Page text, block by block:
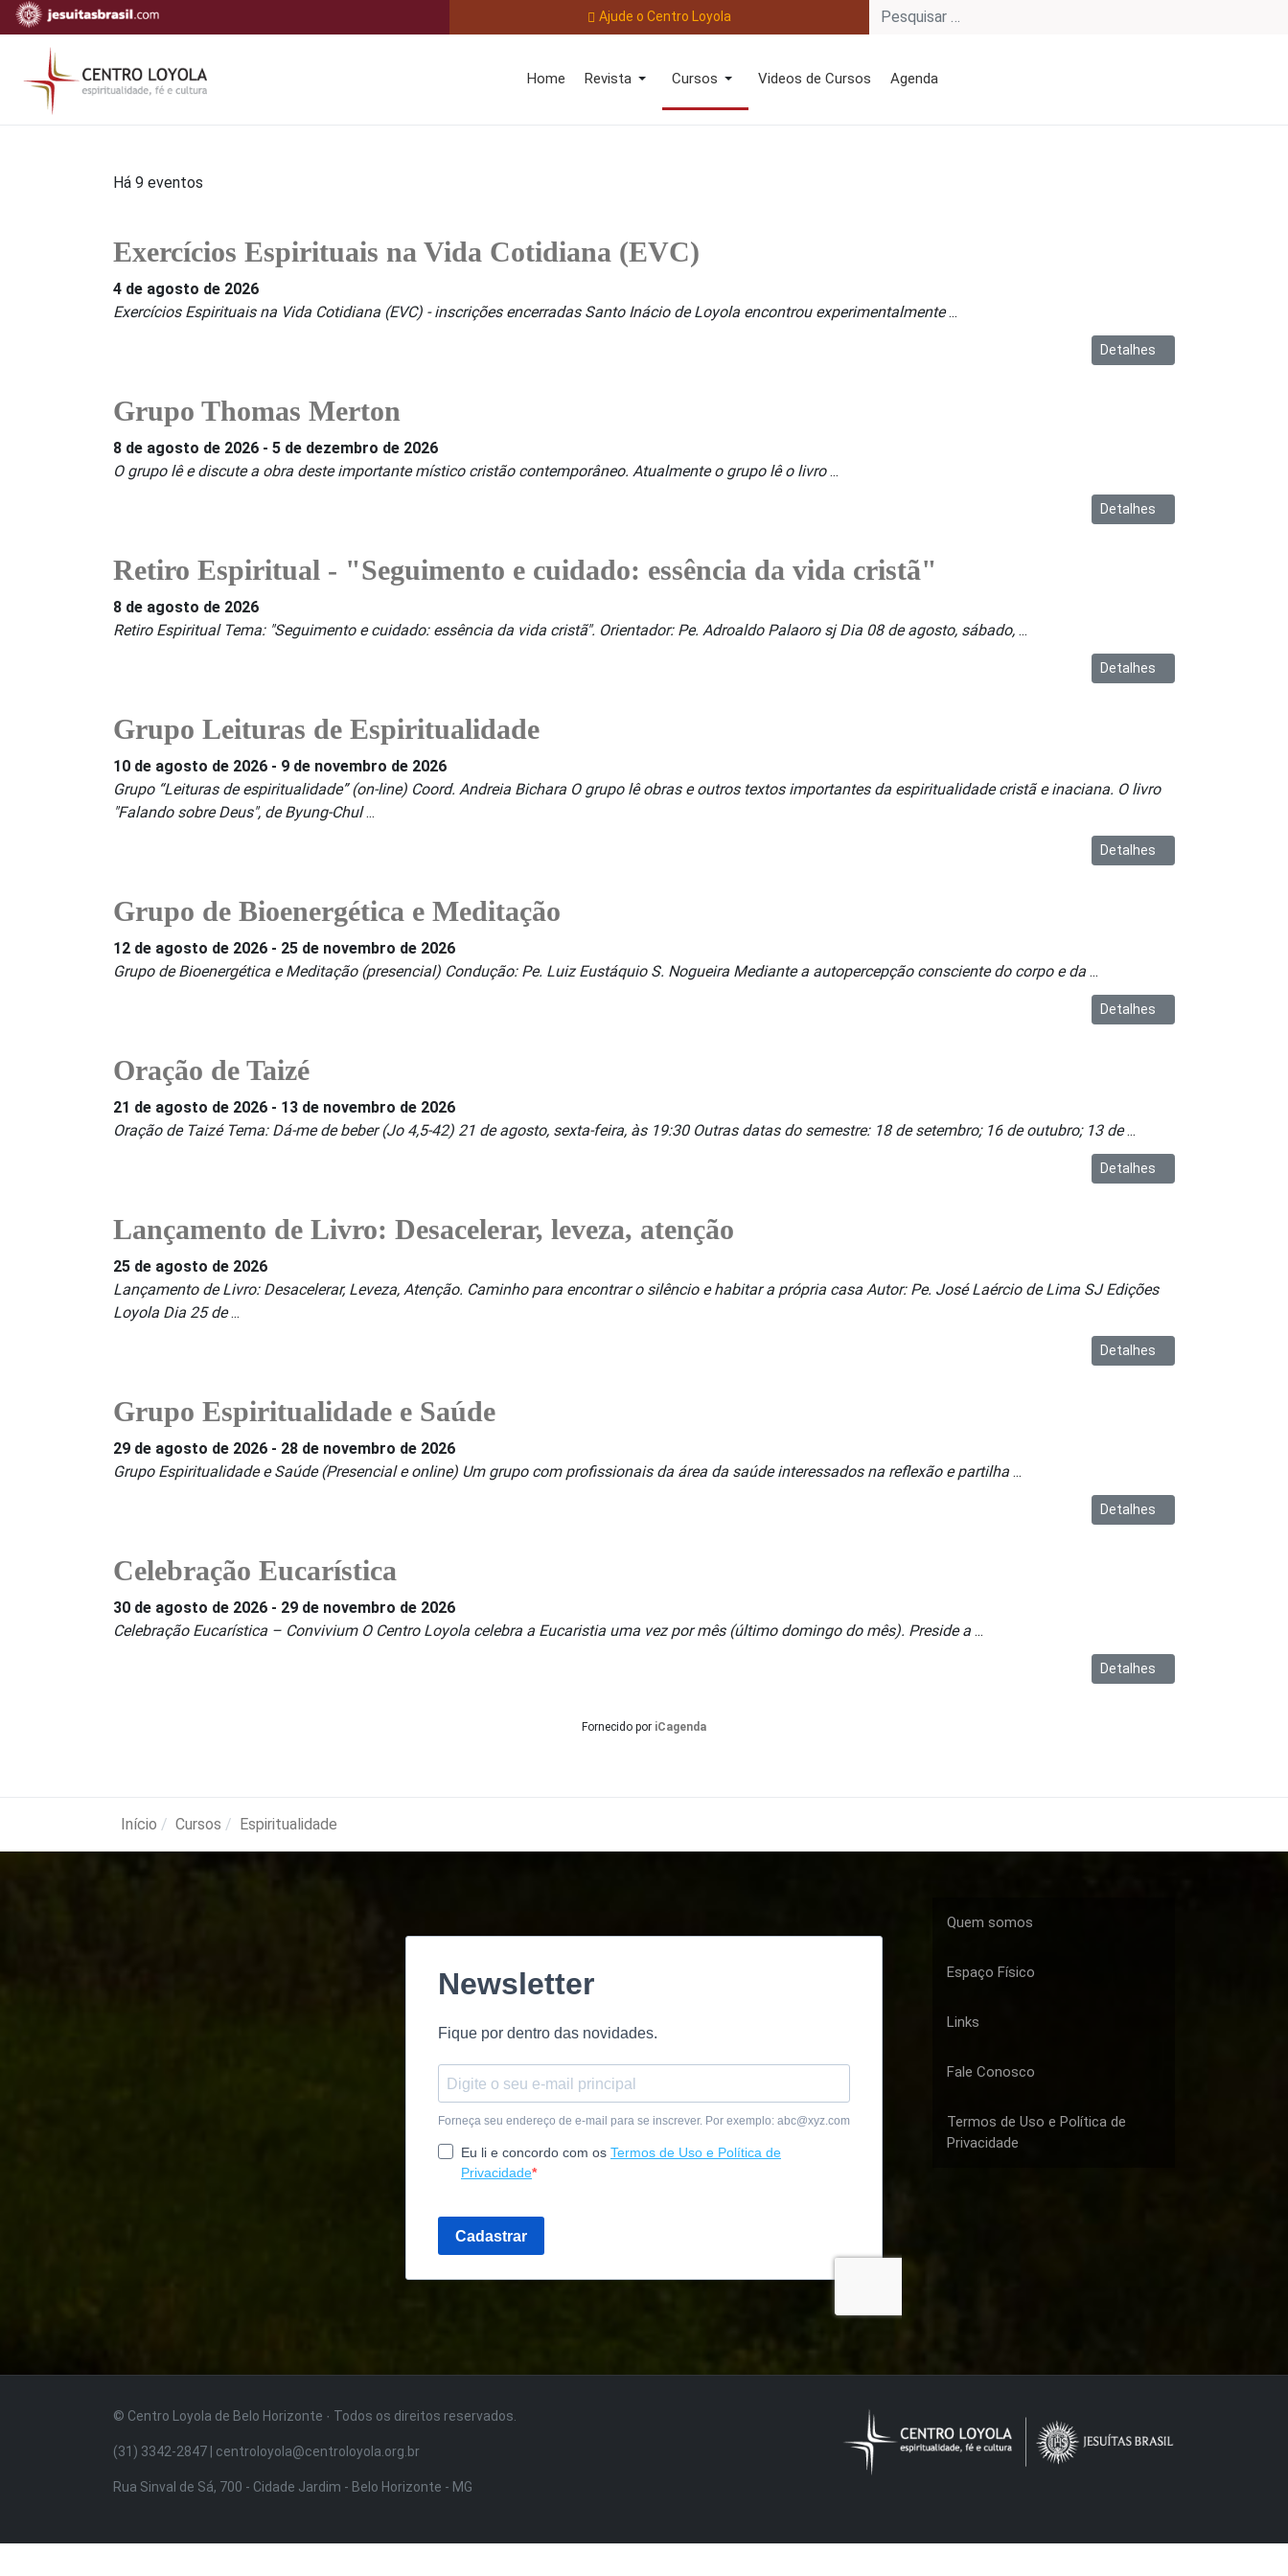
Ajude o Centro Loyola
Home Revista Cursos Videos de Cursos Agenda
Há 9 eventos
Exercícios Espirituais na Vida Cotidiana (EVC)
4 de agosto de 2026
Exercícios Espirituais na Vida Cotidiana (EVC) - inscrições encerradas Santo Inácio de Loyola encontrou experimentalmente...
Detalhes
Grupo Thomas Merton
8 de agosto de 2026 - 5 de dezembro de 2026
O grupo lê e discute a obra deste importante místico cristão contemporâneo. Atualmente o grupo lê o livro...
Detalhes
Retiro Espiritual - "Seguimento e cuidado: essência da vida cristã"
8 de agosto de 2026
Retiro Espiritual Tema: "Seguimento e cuidado: essência da vida cristã". Orientador: Pe. Adroaldo Palaoro sj Dia 08 de agosto, sábado, ...
Detalhes
Grupo Leituras de Espiritualidade
10 de agosto de 2026 - 9 de novembro de 2026
Grupo “Leituras de espiritualidade” (on-line) Coord. Andreia Bichara O grupo lê obras e outros textos importantes da espiritualidade cristã e inaciana. O livro
"Falando sobre Deus", de Byung-Chul...
Detalhes
Grupo de Bioenergética e Meditação
12 de agosto de 2026 - 25 de novembro de 2026
Grupo de Bioenergética e Meditação (presencial) Condução: Pe. Luiz Eustáquio S. Nogueira Mediante a autopercepção consciente do corpo e da ...
Detalhes
Oração de Taizé
21 de agosto de 2026 - 13 de novembro de 2026
Oração de Taizé Tema: Dá-me de beber (Jo 4,5-42) 21 de agosto, sexta-feira, às 19:30 Outras datas do semestre: 18 de setembro; 16 de outubro; 13 de...
Detalhes
Lançamento de Livro: Desacelerar, leveza, atenção
25 de agosto de 2026
Lançamento de Livro: Desacelerar, Leveza, Atenção. Caminho para encontrar o silêncio e habitar a própria casa Autor: Pe. José Laércio de Lima SJ Edições
Loyola Dia 25 de...
Detalhes
Grupo Espiritualidade e Saúde
29 de agosto de 2026 - 28 de novembro de 2026
Grupo Espiritualidade e Saúde (Presencial e online) Um grupo com profissionais da área da saúde interessados na reflexão e partilha ...
Detalhes
Celebração Eucarística
30 de agosto de 2026 - 29 de novembro de 2026
Celebração Eucarística – Convivium O Centro Loyola celebra a Eucaristia uma vez por mês (último domingo do mês). Preside a ...
Detalhes
Fornecido por iCagenda
Início Cursos Espiritualidade
Quem somos
Espaço Físico
Links
Fale Conosco
Termos de Uso e Política de
Privacidade
© Centro Loyola de Belo Horizonte · Todos os direitos reservados.
(31) 3342-2847 | centroloyola@centroloyola.org.br
Rua Sinval de Sá, 700 - Cidade Jardim - Belo Horizonte - MG